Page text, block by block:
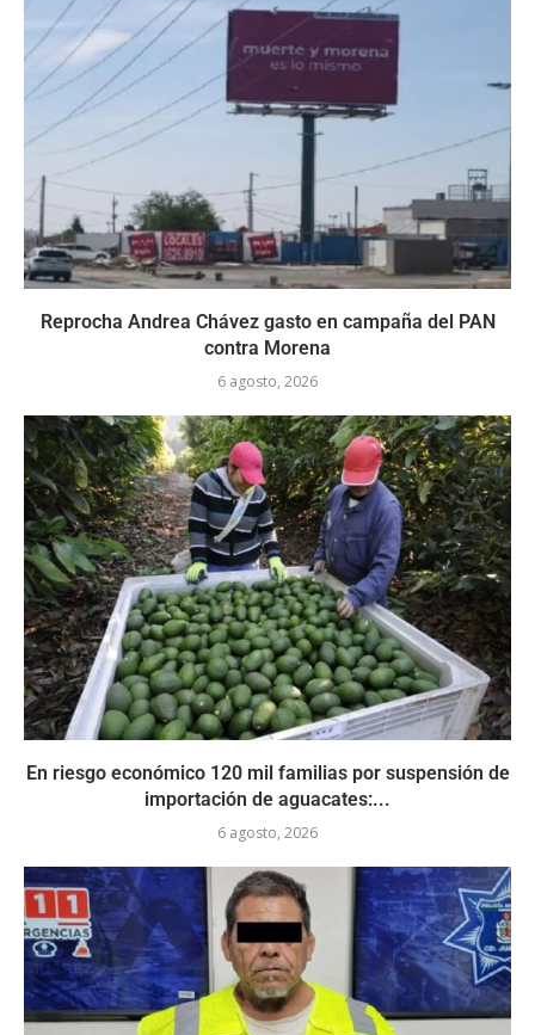
Reprocha Andrea Chávez gasto en campaña del PAN
contra Morena
6 agosto, 2026
En riesgo económico 120 mil familias por suspensión de
importación de aguacates:...
6 agosto, 2026